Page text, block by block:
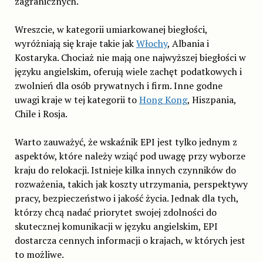
Wreszcie, w kategorii umiarkowanej biegłości,
wyróżniają się kraje takie jakWłochy, Albania i
Kostaryka. Chociaż nie mają one najwyższej biegłości w
języku angielskim, oferują wiele zachęt podatkowych i
zwolnień dla osób prywatnych i firm. Inne godne
uwagi kraje w tej kategorii toHong Kong, Hiszpania,
Chile i Rosja.
Warto zauważyć, że wskaźnik EPI jest tylko jednym z
aspektów, które należy wziąć pod uwagę przy wyborze
kraju do relokacji. Istnieje kilka innych czynników do
rozważenia, takich jak koszty utrzymania, perspektywy
pracy, bezpieczeństwo i jakość życia. Jednak dla tych,
którzy chcą nadać priorytet swojej zdolności do
skutecznej komunikacji w języku angielskim, EPI
dostarcza cennych informacji o krajach, w których jest
to możliwe.